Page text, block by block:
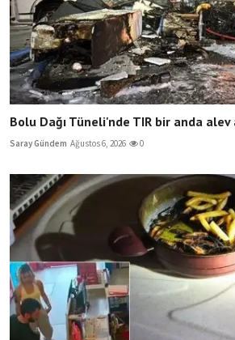
Bolu Dağı Tüneli'nde TIR bir anda alev
Saray Gündem Ağustos 6, 2026 0